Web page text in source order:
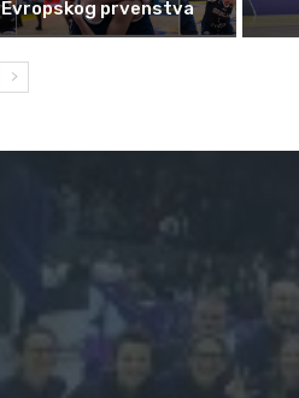
Evropskog prvenstva